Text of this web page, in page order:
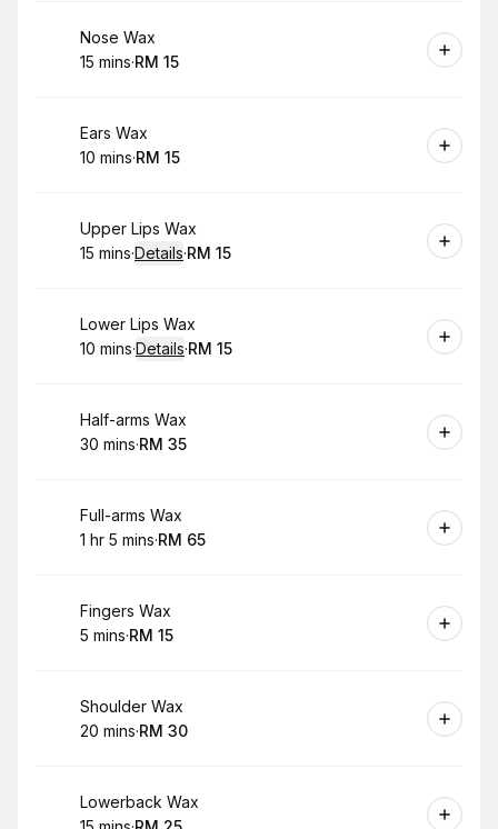
Book
Nose Wax
.Duration
15 mins·
.Price
RM 15
Book
Ears Wax
.Duration
10 mins·
.Price
RM 15
Book
Upper Lips Wax
.Duration:
15 mins·Details·
.Price
RM 15
Book
Lower Lips Wax
.Duration:
10 mins·Details·
.Price
RM 15
Book
Half-arms Wax
.Duration
30 mins·
.Price
RM 35
Book
Full-arms Wax
. Duration:
1 hr 5 mins·
.Price
RM 65
Book
Fingers Wax
. Duration:
5 mins·
.Price
RM 15
Book
Shoulder Wax
.Duration
20 mins·
.Price
RM 30
Book
Lowerback Wax